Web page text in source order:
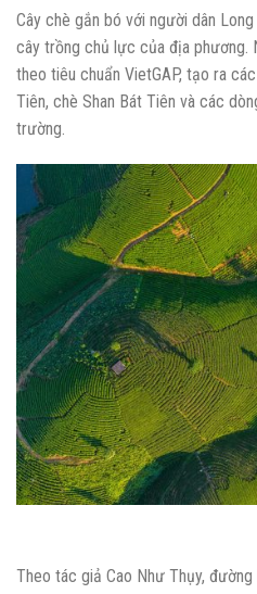
Cây chè gắn bó với người dân
cây trồng chủ lực của địa phương.
theo tiêu chuẩn VietGAP, tạo ra
Tiên, chè Shan Bát Tiên và các
trường.
Theo tác giả Cao Như Thụy,